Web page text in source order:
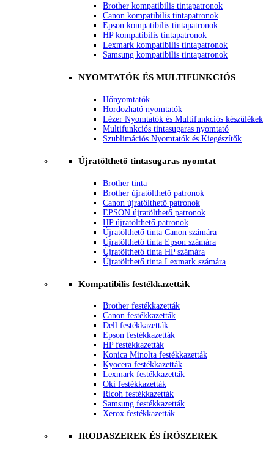
Brother kompatibilis tintapatronok
Canon kompatibilis tintapatronok
Epson kompatibilis tintapatronok
HP kompatibilis tintapatronok
Lexmark kompatibilis tintapatronok
Samsung kompatibilis tintapatronok
NYOMTATÓK ÉS MULTIFUNKCIÓS
Hőnyomtatók
Hordozható nyomtatók
Lézer Nyomtatók és Multifunkciós készülékek
Multifunkciós tintasugaras nyomtató
Szublimációs Nyomtatók és Kiegészítők
Újratölthető tintasugaras nyomtat
Brother tinta
Brother újratölthető patronok
Canon újratölthető patronok
EPSON újratölthető patronok
HP újratölthető patronok
Újratölthető tinta Canon számára
Újratölthető tinta Epson számára
Újratölthető tinta HP számára
Újratölthető tinta Lexmark számára
Kompatibilis festékkazetták
Brother festékkazetták
Canon festékkazetták
Dell festékkazetták
Epson festékkazetták
HP festékkazetták
Konica Minolta festékkazetták
Kyocera festékkazetták
Lexmark festékkazetták
Oki festékkazetták
Ricoh festékkazetták
Samsung festékkazetták
Xerox festékkazetták
IRODASZEREK ÉS ÍRÓSZEREK